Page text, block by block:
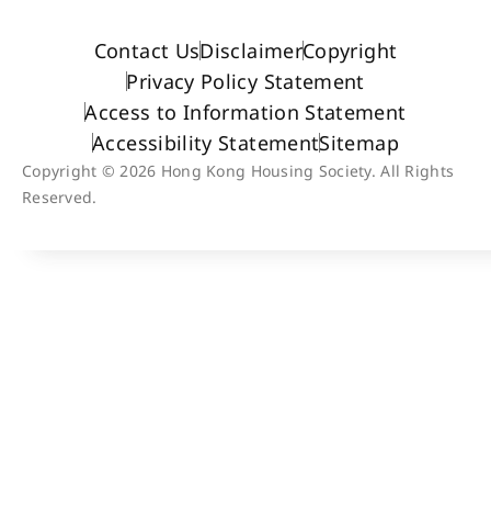
Contact UsDisclaimerCopyright
Privacy Policy Statement
Access to Information Statement
Accessibility StatementSitemap
Copyright © 2026 Hong Kong Housing Society. All Rights
Reserved.